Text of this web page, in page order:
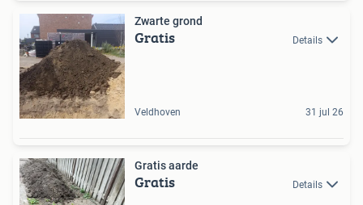
Zwarte grond
Gratis Details
Veldhoven 31 jul 26
Gratis aarde
Gratis Details